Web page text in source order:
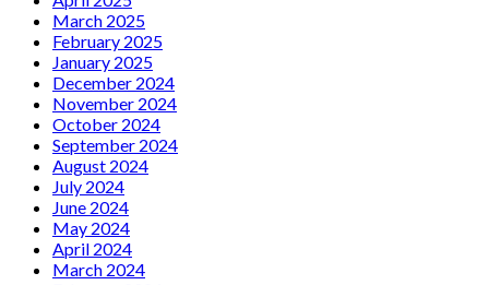
March 2025
February 2025
January 2025
December 2024
November 2024
October 2024
September 2024
August 2024
July 2024
June 2024
May 2024
April 2024
March 2024